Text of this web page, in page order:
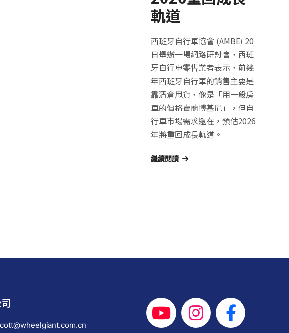
軌道
西班牙自行車協會 (AMBE) 20
日舉辦一場網路研討會，西班
牙自行車零售業者表示，前幾
年西班牙自行車的銷售主要是
靠清倉甩貨，像是「用一般房
車的價格賣蘭博基尼」，但自
行車市場需求還在，預估2026
年將重回成長軌道。
繼續閱讀